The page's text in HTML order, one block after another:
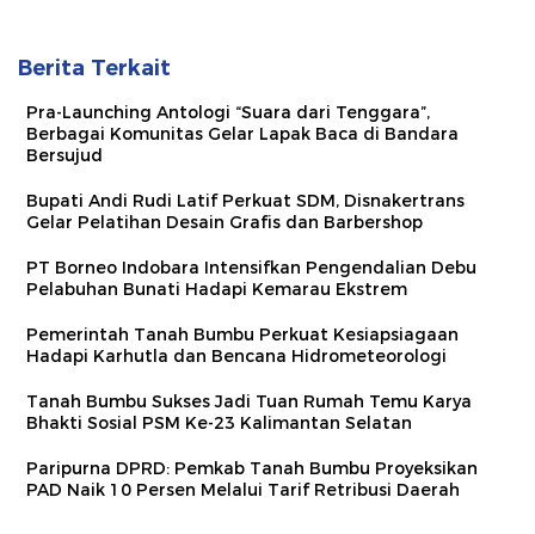
Berita Terkait
Pra-Launching Antologi “Suara dari Tenggara”,
Berbagai Komunitas Gelar Lapak Baca di Bandara
Bersujud
Bupati Andi Rudi Latif Perkuat SDM, Disnakertrans
Gelar Pelatihan Desain Grafis dan Barbershop
PT Borneo Indobara Intensifkan Pengendalian Debu
Pelabuhan Bunati Hadapi Kemarau Ekstrem
Pemerintah Tanah Bumbu Perkuat Kesiapsiagaan
Hadapi Karhutla dan Bencana Hidrometeorologi
Tanah Bumbu Sukses Jadi Tuan Rumah Temu Karya
Bhakti Sosial PSM Ke-23 Kalimantan Selatan
Paripurna DPRD: Pemkab Tanah Bumbu Proyeksikan
PAD Naik 10 Persen Melalui Tarif Retribusi Daerah